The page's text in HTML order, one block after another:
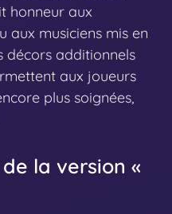
honneur aux
aux musiciens mis en
décors additionnels
aux joueurs
plus soignées,
la version «